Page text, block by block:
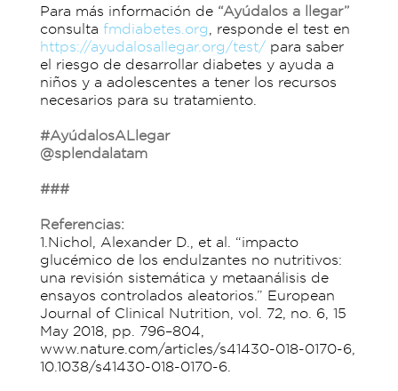
Para más información de “Ayúdalos a llegar”
consulta fmdiabetes.org , responde el test en
https://ayudalosallegar.org/test/para saber
el riesgo de desarrollar diabetes y ayuda a
niños y a adolescentes a tener los recursos
necesarios para su tratamiento.
#AyúdalosALlegar
@splendalatam
###
Referencias:
1.Nichol, Alexander D., et al. “impacto
glucémico de los endulzantes no nutritivos:
una revisión sistemática y metaanálisis de
ensayos controlados aleatorios.” European
Journal of Clinical Nutrition, vol. 72, no. 6, 15
May 2018, pp. 796–804,
www.nature.com/articles/s41430-018-0170-6,
10.1038/s41430-018-0170-6.